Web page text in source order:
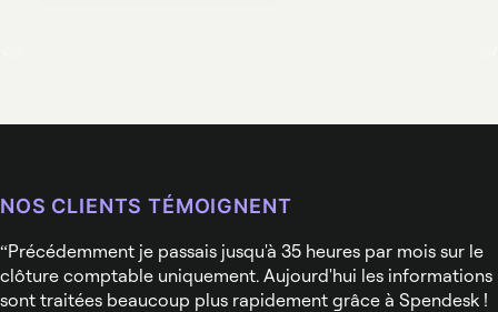
NOS CLIENTS TÉMOIGNENT
Précédemment je passais jusqu'à 35 heures par mois sur le
clôture comptable uniquement. Aujourd'hui les informations
sont traitées beaucoup plus rapidement grâce à Spendesk !